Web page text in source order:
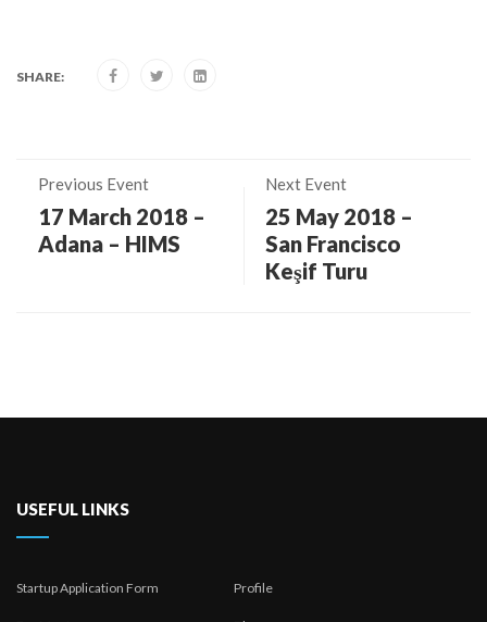
SHARE:
Previous Event
17 March 2018 –
Adana – HIMS
Next Event
25 May 2018 –
San Francisco
Keşif Turu
USEFUL LINKS
Startup Application Form Profile